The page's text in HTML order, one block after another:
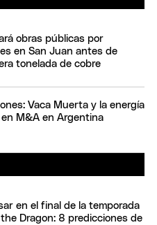
obras públicas por
en San Juan antes de
tonelada de cobre
Vaca Muerta y la energía
M&A en Argentina
en el final de la temporada
Dragon: 8 predicciones de